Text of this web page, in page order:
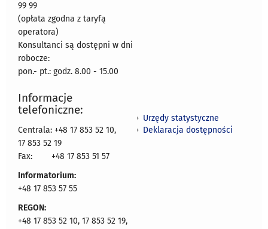
99 99
(opłata zgodna z taryfą
operatora)
Konsultanci są dostępni w dni
robocze:
pon.- pt.: godz. 8.00 - 15.00
Informacje
telefoniczne:
Centrala: +48 17 853 52 10,
17 853 52 19
Fax:
+48 17 853 51 57
Informatorium:
+48 17 853 57 55
REGON:
+48 17 853 52 10, 17 853 52 19,
Urzędy statystyczne
Deklaracja dostępności